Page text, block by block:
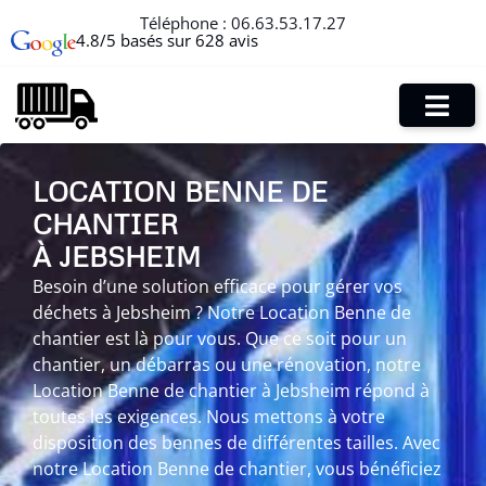
Téléphone : 06.63.53.17.27
4.8/5 basés sur 628 avis
LOCATION BENNE DE
CHANTIER
À JEBSHEIM
Besoin d’une solution efficace pour gérer vos
déchets à Jebsheim ? Notre Location Benne de
chantier est là pour vous. Que ce soit pour un
chantier, un débarras ou une rénovation, notre
Location Benne de chantier à Jebsheim répond à
toutes les exigences. Nous mettons à votre
disposition des bennes de différentes tailles. Avec
notre Location Benne de chantier, vous bénéficiez